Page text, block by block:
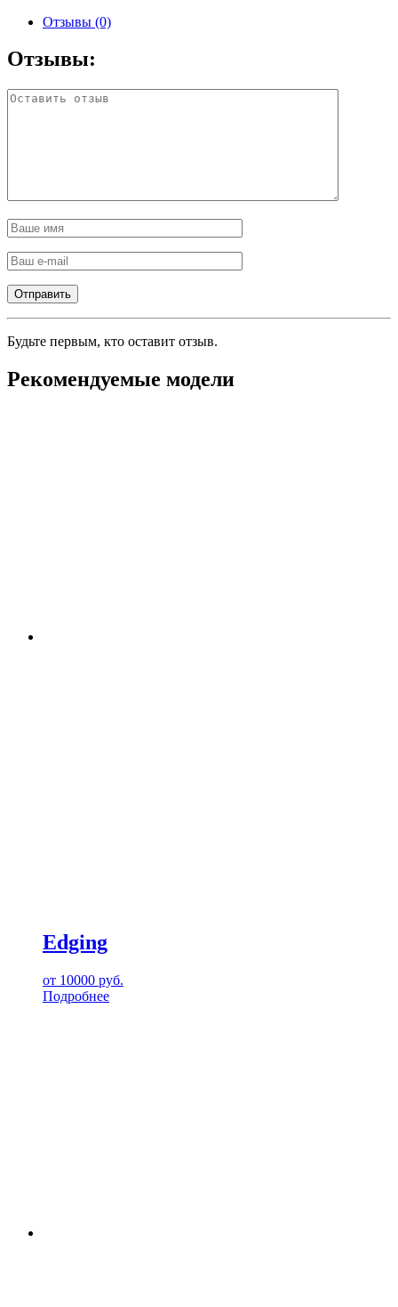
Отзывы (0)
Отзывы:
Будьте первым, кто оставит отзыв.
Рекомендуемые модели
Edging
от 10000 руб.
Подробнее